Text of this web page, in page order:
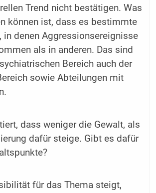
Trend nicht bestätigen. Was
können ist, dass es bestimmte
in denen Aggressionsereignisse
als in anderen. Das sind
Bereich auch der
sowie Abteilungen mit
dass weniger die Gewalt, als
dafür steige. Gibt es dafür
für das Thema steigt,